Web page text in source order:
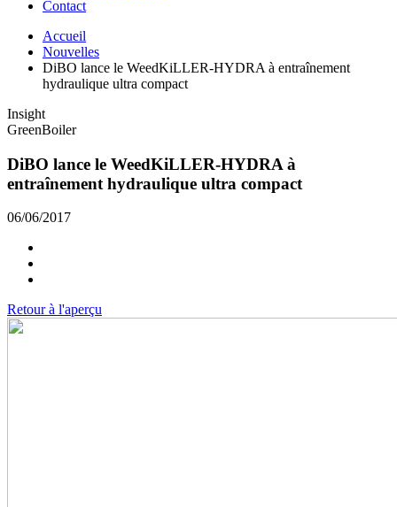
Contact
Accueil
Nouvelles
DiBO lance le WeedKiLLER-HYDRA à entraînement
hydraulique ultra compact
Insight
GreenBoiler
DiBO lance le WeedKiLLER-HYDRA à
entraînement hydraulique ultra compact
06/06/2017
Retour à l'aperçu